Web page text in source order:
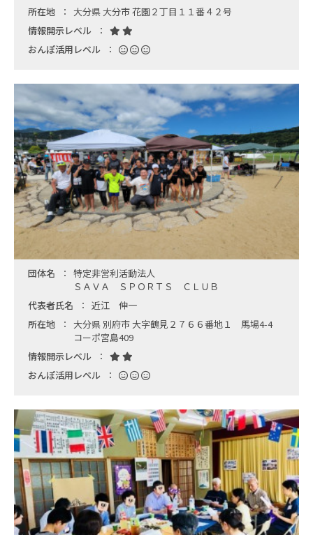
所在地
大分県 大分市 花園２丁目１１番４２号
情報開示レベル
おんぽ活用レベル
団体名
特定非営利活動法人
ＳＡＶＡ ＳＰＯＲＴＳ ＣＬＵＢ
代表者氏名
近江 伸一
所在地
大分県 別府市 大字鶴見２７６６番地１ 馬場4-4
コーポ宮島409
情報開示レベル
おんぽ活用レベル